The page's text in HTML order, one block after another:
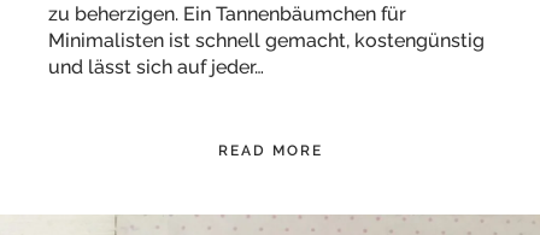
zu beherzigen. Ein Tannenbäumchen für
Minimalisten ist schnell gemacht, kostengünstig
und lässt sich auf jeder…
READ MORE